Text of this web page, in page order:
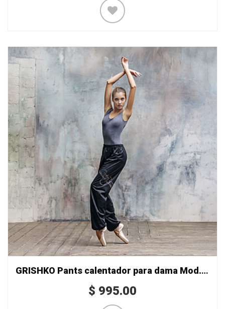
GRISHKO Pants calentador para dama Mod. 0405
$ 995.00